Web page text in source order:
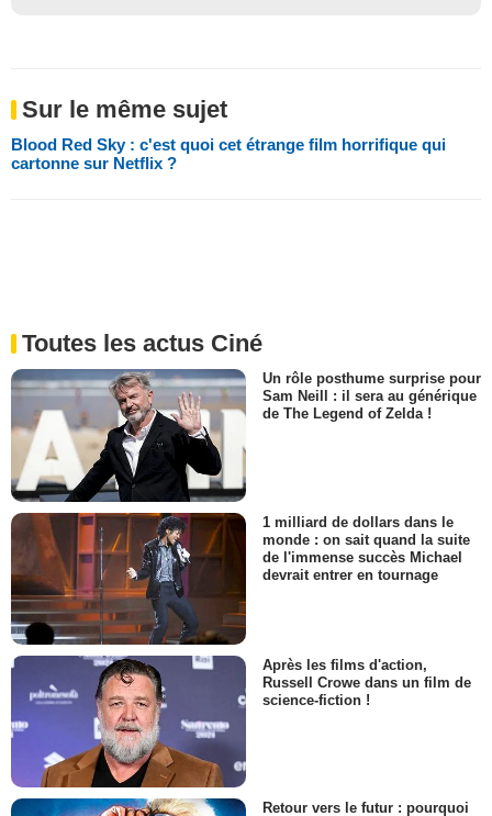
Sur le même sujet
Blood Red Sky : c'est quoi cet étrange film horrifique qui
cartonne sur Netflix ?
Toutes les actus Ciné
Un rôle posthume surprise pour
Sam Neill : il sera au générique
de The Legend of Zelda !
1 milliard de dollars dans le
monde : on sait quand la suite
de l'immense succès Michael
devrait entrer en tournage
Après les films d'action,
Russell Crowe dans un film de
science-fiction !
Retour vers le futur : pourquoi